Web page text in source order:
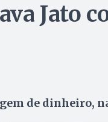
Jato
de dinheiro,